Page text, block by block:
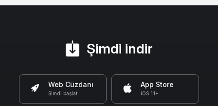
Şimdi indir
Web Cüzdanı
Şimdi başlat
App Store
iOS 11+